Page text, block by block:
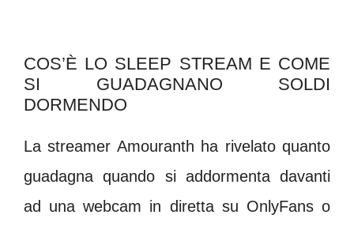
COS’È LO SLEEP STREAM E COME
SI GUADAGNANO SOLDI
DORMENDO
La streamer Amouranth ha rivelato quanto
guadagna quando si addormenta davanti
ad una webcam in diretta su OnlyFans o